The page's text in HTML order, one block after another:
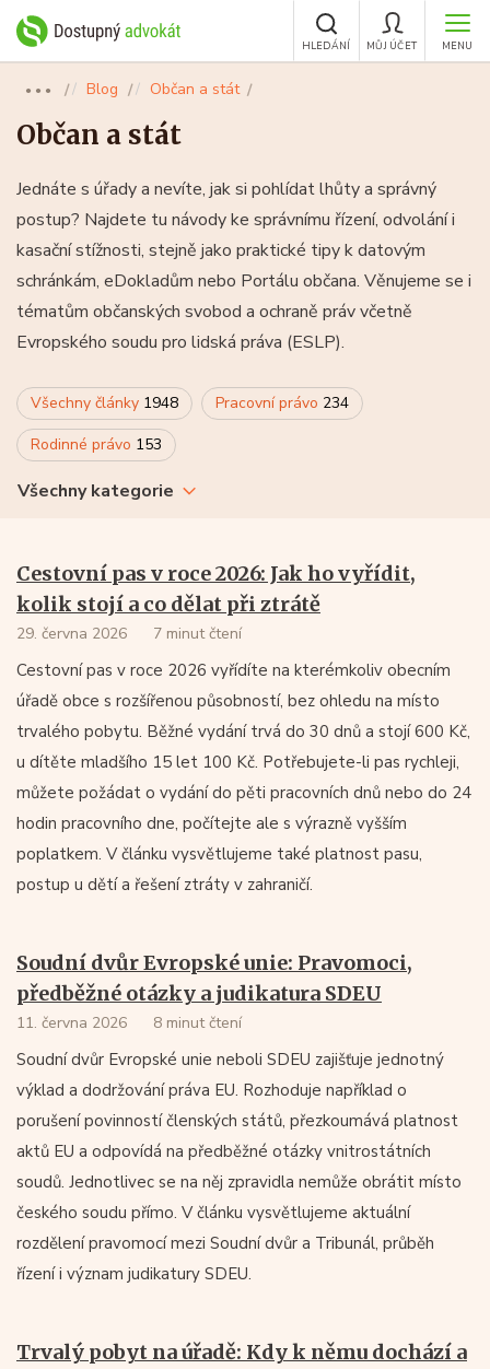
MENU
MŮJ ÚČET
HLEDÁNÍ
●●● Blog Občan a stát
Občan a stát
Jednáte s úřady a nevíte, jak si pohlídat lhůty a správný
postup? Najdete tu návody ke správnímu řízení, odvolání i
kasační stížnosti, stejně jako praktické tipy k datovým
schránkám, eDokladům nebo Portálu občana. Věnujeme se i
tématům občanských svobod a ochraně práv včetně
Evropského soudu pro lidská práva (ESLP).
Všechny články 1948 Pracovní právo 234
Rodinné právo 153
Všechny kategorie
Cestovní pas v roce 2026: Jak ho vyřídit,
kolik stojí a co dělat při ztrátě
29. června 2026 7 minut čtení
Cestovní pas v roce 2026 vyřídíte na kterémkoliv obecním
úřadě obce s rozšířenou působností, bez ohledu na místo
trvalého pobytu. Běžné vydání trvá do 30 dnů a stojí 600 Kč,
u dítěte mladšího 15 let 100 Kč. Potřebujete-li pas rychleji,
můžete požádat o vydání do pěti pracovních dnů nebo do 24
hodin pracovního dne, počítejte ale s výrazně vyšším
poplatkem. V článku vysvětlujeme také platnost pasu,
postup u dětí a řešení ztráty v zahraničí.
Soudní dvůr Evropské unie: Pravomoci,
předběžné otázky a judikatura SDEU
11. června 2026 8 minut čtení
Soudní dvůr Evropské unie neboli SDEU zajišťuje jednotný
výklad a dodržování práva EU. Rozhoduje například o
porušení povinností členských států, přezkoumává platnost
aktů EU a odpovídá na předběžné otázky vnitrostátních
soudů. Jednotlivec se na něj zpravidla nemůže obrátit místo
českého soudu přímo. V článku vysvětlujeme aktuální
rozdělení pravomocí mezi Soudní dvůr a Tribunál, průběh
řízení i význam judikatury SDEU.
Trvalý pobyt na úřadě: Kdy k němu dochází a